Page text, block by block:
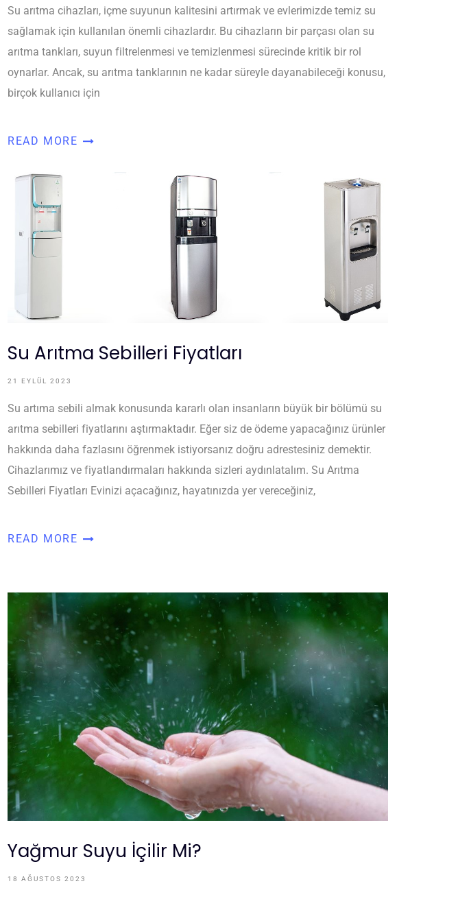
Su arıtma cihazları, içme suyunun kalitesini artırmak ve evlerimizde temiz su
sağlamak için kullanılan önemli cihazlardır. Bu cihazların bir parçası olan su
arıtma tankları, suyun filtrelenmesi ve temizlenmesi sürecinde kritik bir rol
oynarlar. Ancak, su arıtma tanklarının ne kadar süreyle dayanabileceği konusu,
birçok kullanıcı için
READ MORE
Su Arıtma Sebilleri Fiyatları
21 EYLÜL 2023
Su artıma sebili almak konusunda kararlı olan insanların büyük bir bölümü su
arıtma sebilleri fiyatlarını aştırmaktadır. Eğer siz de ödeme yapacağınız ürünler
hakkında daha fazlasını öğrenmek istiyorsanız doğru adrestesiniz demektir.
Cihazlarımız ve fiyatlandırmaları hakkında sizleri aydınlatalım. Su Arıtma
Sebilleri Fiyatları Evinizi açacağınız, hayatınızda yer vereceğiniz,
READ MORE
Yağmur Suyu İçilir Mi?
18 AĞUSTOS 2023